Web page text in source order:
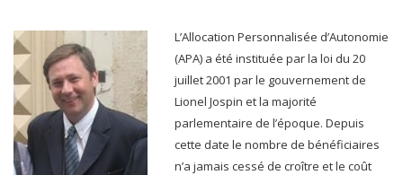
L’Allocation Personnalisée d’Autonomie
(APA) a été instituée par la loi du 20
juillet 2001 par le gouvernement de
Lionel Jospin et la majorité
parlementaire de l’époque. Depuis
cette date le nombre de bénéficiaires
n’a jamais cessé de croître et le coût